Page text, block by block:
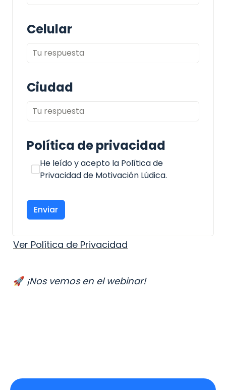
Celular
Ciudad
Política de privacidad
He leído y acepto la Política de
Privacidad de Motivación Lúdica.
Enviar
Ver Política de Privacidad
🚀 ¡Nos vemos en el webinar!